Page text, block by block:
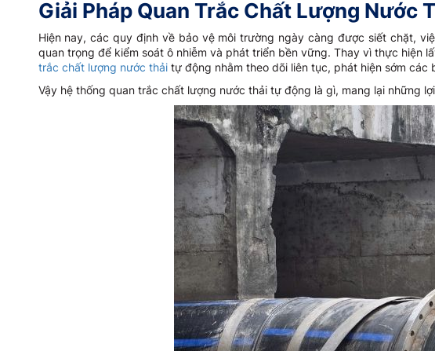
Giải Pháp Quan Trắc Chất Lượng Nước
Hiện nay, các quy định về bảo vệ môi trường ngày càng được siết chặt,
quan trọng để kiểm soát ô nhiễm và phát triển bền vững. Thay vì thực
trắc chất lượng nước thảitự động nhằm theo dõi liên tục, phát hiện sớm
Vậy hệ thống quan trắc chất lượng nước thải tự động là gì, mang lại những